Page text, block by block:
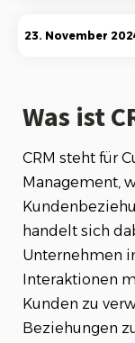
Was ist CRM?
Wie
von CRM
23. November
Was ist
CRM steht für
Management,
handelt sich
Unternehmen
Interaktionen
Kunden zu
Beziehungen